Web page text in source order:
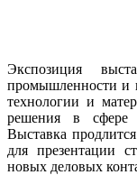
Экспозиция
промышленности и
технологии и
решения в сфере
Выставка
для презентации
новых деловых